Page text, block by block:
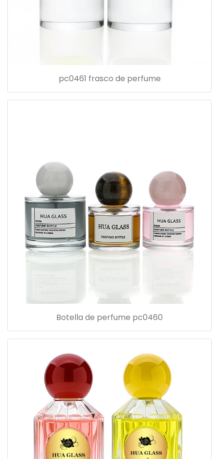
pc0461 frasco de perfume
Botella de perfume pc0460